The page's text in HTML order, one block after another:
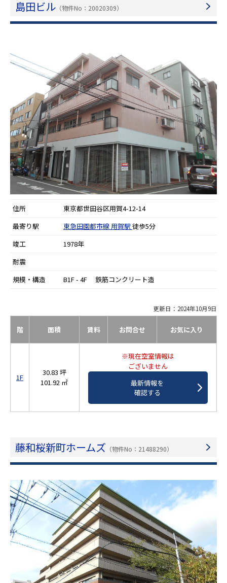
島田ビル （物件No：20020309）
住所
東京都世田谷区用賀4-12-14
最寄り駅
東急田園都市線用賀駅 徒歩5分
竣工
1978年
耐震
規模・構造
B1F - 4F 鉄筋コンクリート造
更新日：2024年10月9日
階 面積 賃料 お問合せ お気に入り
1F
30.83 坪
101.92 ㎡
※現在空室情報は
ございません
最新情報を
確認する
藤和桜新町ホームズ （物件No：21488290）